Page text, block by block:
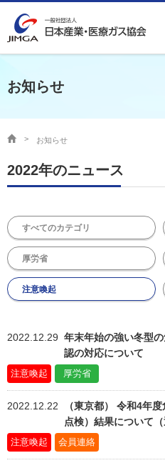
English
HOME
事業者の方へ
協会連絡先
産業ガス・医療ガスについて
事業者の方へ
出版物・物品の販売
セミナー・イベント
eラーニング・教育資料
お知らせ
お知らせ
2022年のニュース
すべてのカテゴリ
厚労省
注意喚起
2022.12.29 年末年始の強い冬型
認の対応について
注意喚起 厚労省
2022.12.22
（東京都） 令和4年
点検）結果について（
注意喚起 会員連絡